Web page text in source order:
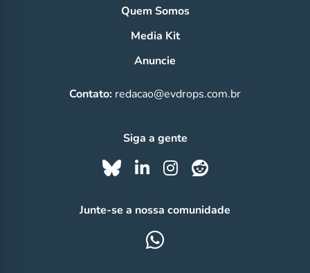
Quem Somos
Media Kit
Anuncie
Contato: redacao@evdrops.com.br
Siga a gente
Junte-se a nossa comunidade